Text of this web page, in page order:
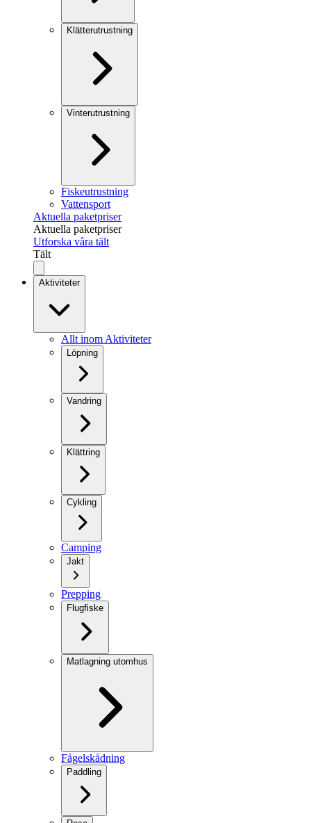
Klätterutrustning
Vinterutrustning
Fiskeutrustning
Vattensport
Aktuella paketpriser
Aktuella paketpriser
Utforska våra tält
Tält
Aktiviteter
Allt inom Aktiviteter
Löpning
Vandring
Klättring
Cykling
Camping
Jakt
Prepping
Flugfiske
Matlagning utomhus
Fågelskådning
Paddling